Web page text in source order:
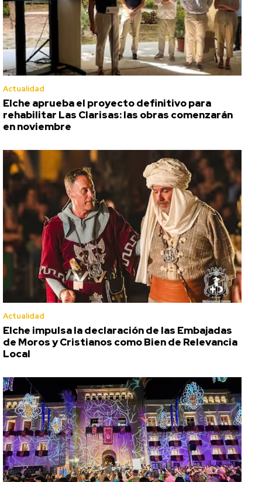
Actualidad
Elche aprueba el proyecto definitivo para
rehabilitar Las Clarisas: las obras comenzarán
en noviembre
Actualidad
Elche impulsa la declaración de las Embajadas
de Moros y Cristianos como Bien de Relevancia
Local